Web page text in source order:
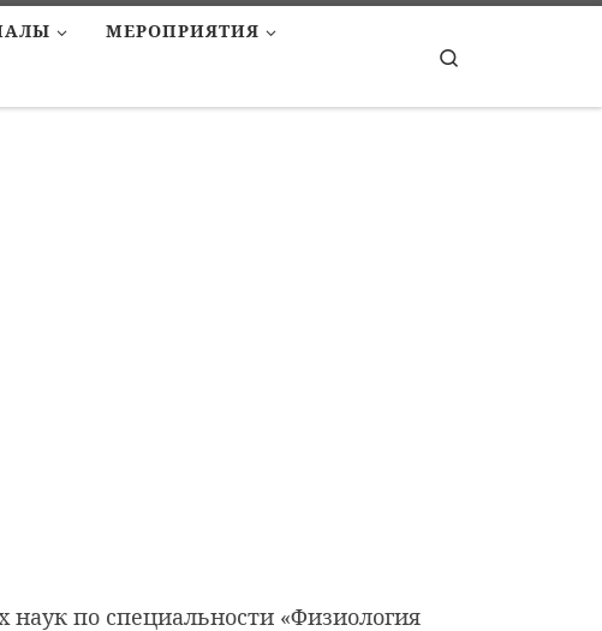
МЕРОПРИЯТИЯ
наук по специальности «Физиология